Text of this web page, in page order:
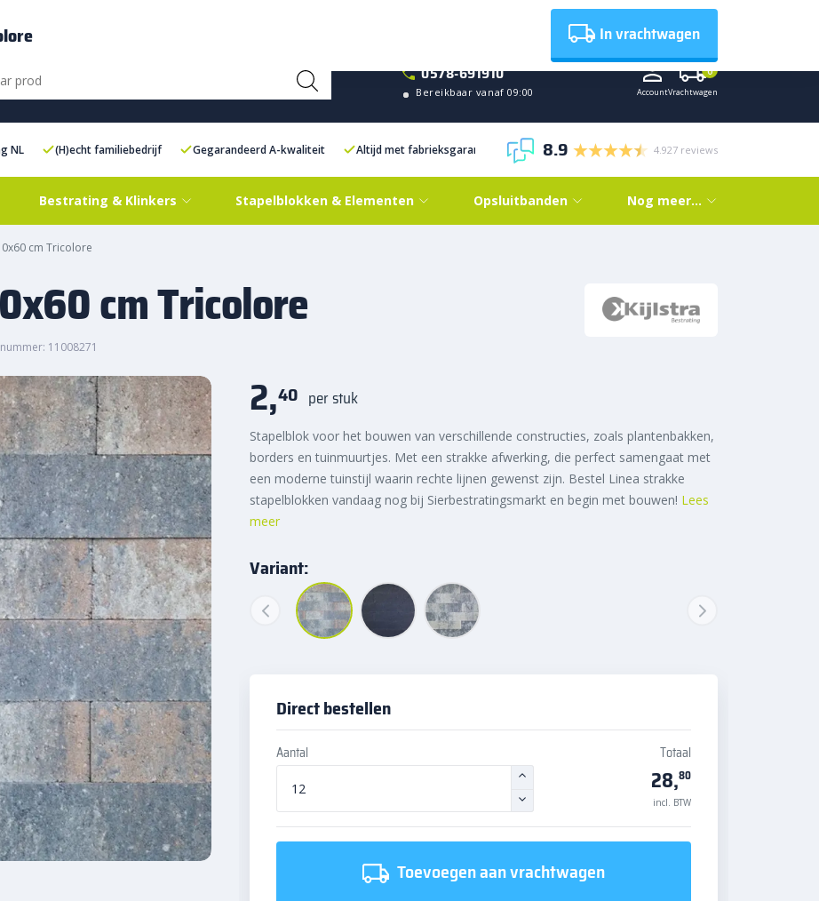
0578-691910
Bereikbaar vanaf 09:00 AccountVrachtwagen
0
NL (H)echt familiebedrijf Gegarandeerd A-kwaliteit Altijd met fabrieksgarantie 8.9 4.927 reviews
Bestrating & Klinkers Stapelblokken & Elementen Opsluitbanden Nog meer…
cm Tricolore
cm Tricolore
11008271
2,40 per stuk
Stapelblok voor het bouwen van verschillende constructies, zoals plantenbakken,
borders en tuinmuurtjes. Met een strakke afwerking, die perfect samengaat met
een moderne tuinstijl waarin rechte lijnen gewenst zijn. Bestel Linea strakke
stapelblokken vandaag nog bij Sierbestratingsmarkt en begin met bouwen! Lees
meer
Variant:
Direct bestellen
Aantal Totaal
28,80
incl. BTW
Toevoegen aan vrachtwagen
In vrachtwagen